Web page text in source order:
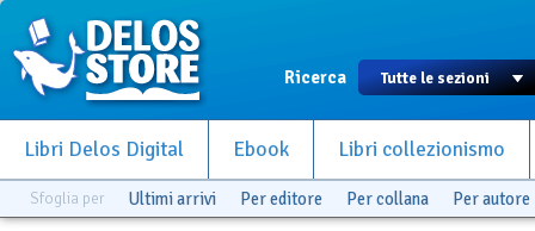
Ricerca
Libri Delos Digital Ebook Libri collezionismo
Sfoglia per Ultimi arrivi Per editore Per collana Per autore